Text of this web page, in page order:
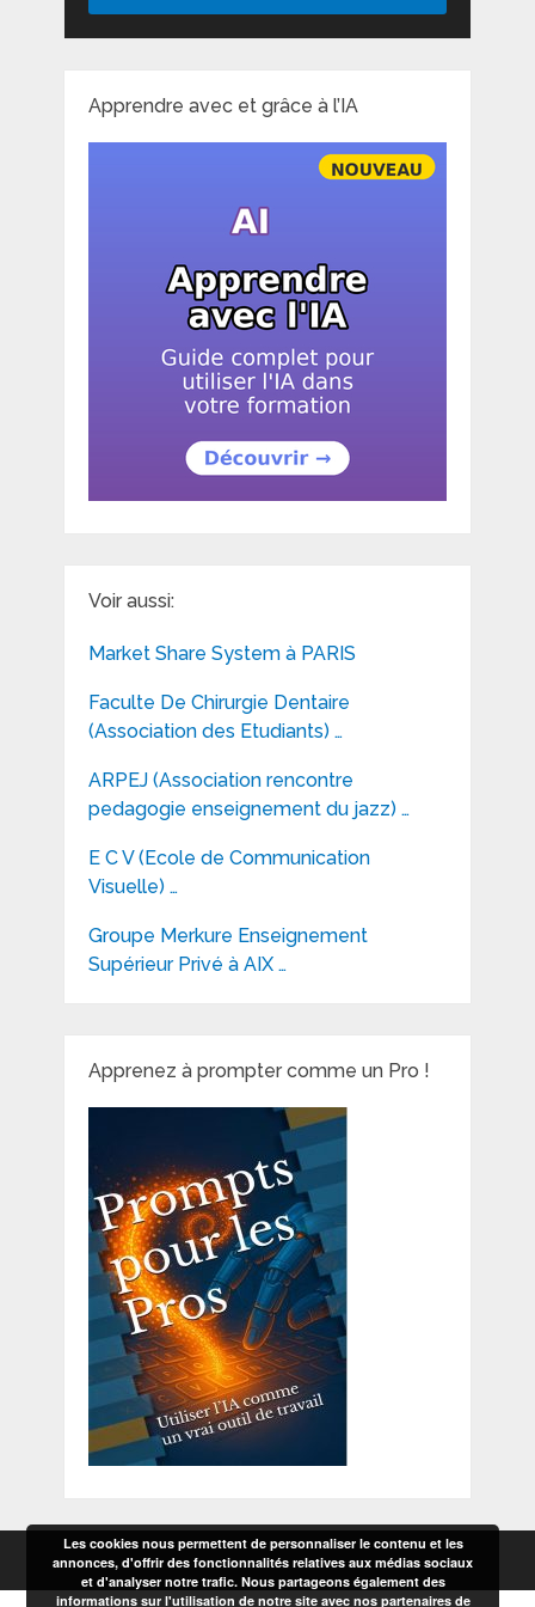
Apprendre avec et grâce à l’IA
Voir aussi:
Market Share System à PARIS
Faculte De Chirurgie Dentaire
(Association des Etudiants) …
ARPEJ (Association rencontre
pedagogie enseignement du jazz) …
E C V (Ecole de Communication
Visuelle) …
Groupe Merkure Enseignement
Supérieur Privé à AIX …
Apprenez à prompter comme un Pro !
Les cookies nous permettent de personnaliser le contenu et les
annonces, d'offrir des fonctionnalités relatives aux médias sociaux
et d'analyser notre trafic. Nous partageons également des
informations sur l'utilisation de notre site avec nos partenaires de